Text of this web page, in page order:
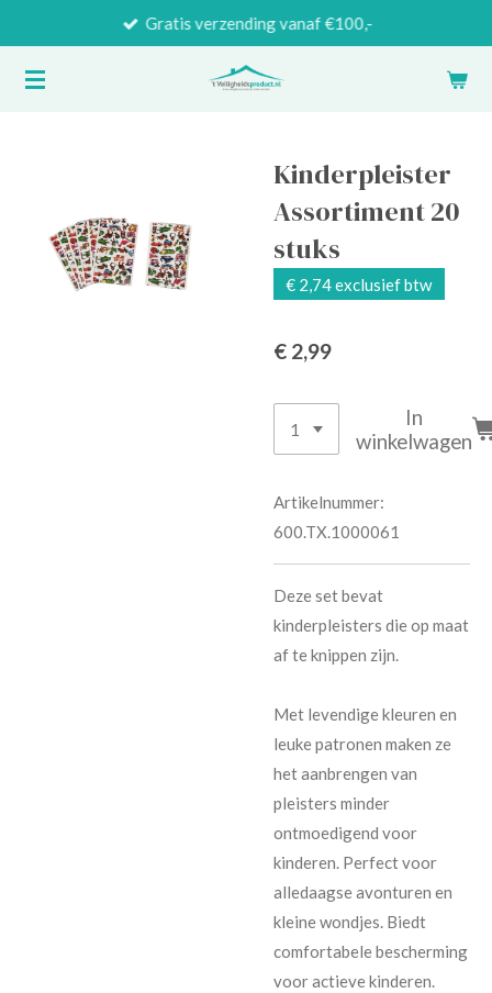
naar
Gratis verzending vanaf €100,-
Kinderpleister
Assortiment 20
stuks
€ 2,74 exclusief btw
€ 2,99
In
winkelwagen
Artikelnummer:
600.TX.1000061
Deze set bevat
kinderpleisters die op maat
af te knippen zijn.
Met levendige kleuren en
leuke patronen maken ze
het aanbrengen van
pleisters minder
ontmoedigend voor
kinderen. Perfect voor
alledaagse avonturen en
kleine wondjes. Biedt
comfortabele bescherming
voor actieve kinderen.